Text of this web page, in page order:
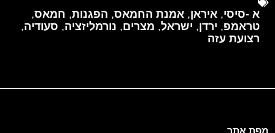
א -סיסי, איראן, אמנת החמאס, הפגנות, חמאס,
טראמפ, ירדן, ישראל, מצרים, נורמליזציה, סעודיה,
רצועת עזה
מפת אתר